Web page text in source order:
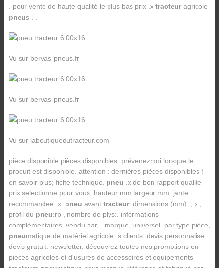
. pour vente de haute qualité le plus bas prix .x tracteuragricole
pneus . .
Vu sur bervas-pneus.fr
Vu sur bervas-pneus.fr
Vu sur laboutiquedutracteur.com
pièce disponible pièces disponibles. prévenezmoi lorsque le
produit est disponible. attention : dernières pièces disponibles !
en savoir plus; fiche technique. pneu .x de bon rapport qualite
prix selectionne pour vous. hauteur mm largeur mm. jante
recommandee .x . pneu avant tracteur. dimensions (mm): , x ,
profil du pneu:rb , nombre de plys:. informations
complémentaires. vendu par, . marque, universel. par type pièce,
pneumatique de matériel agricole. s clients. devis personnalise.
devis gratuit. newsletter. découvrez toutes nos promotions en
pieces agricoles et d'usures de accessoires et equipements